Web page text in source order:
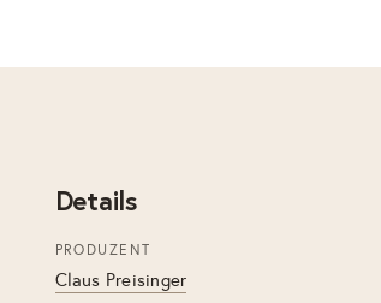
Details
PRODUZENT
Claus Preisinger